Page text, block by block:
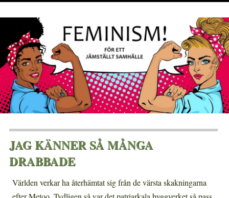
JAG KÄNNER SÅ MÅNGA
DRABBADE
Världen verkar ha återhämtat sig från de värsta skakningarna